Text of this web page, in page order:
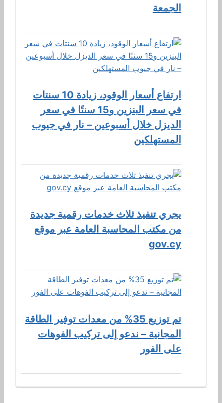
الجمعة
ارتفاع أسعار الوقود، زيادة 10 سنتات
في سعر البنزين و15 سنتًا في سعر
الديزل خلال أسبوعين – نار في جيوب
المستهلكين
يجري تنفيذ ثلاث خدمات رقمية جديدة
من مكتب المحاسبة العامة عبر موقع
gov.cy
تم توزيع 35% من معدات توفير الطاقة
المجانية – ندعو إلى تركيب الفوهات
على الفور